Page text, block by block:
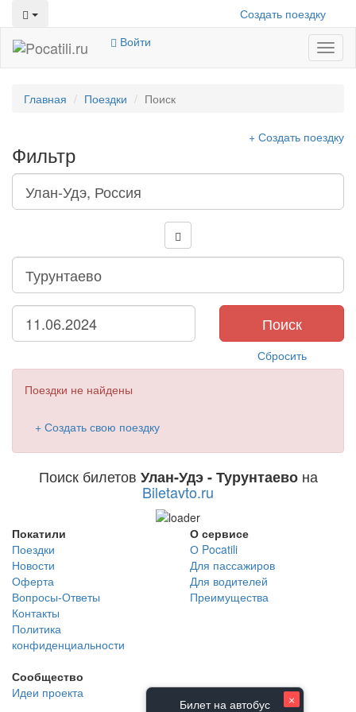
Создать поездку
Войти
Главная Поездки Поиск
Фильтр
+ Создать поездку
Поиск
Сбросить
Поездки не найдены
+ Создать свою поездку
Поиск билетов Улан-Удэ - Турунтаевона
Biletavto.ru
Покатили
Поездки
Новости
Оферта
Вопросы-Ответы
Контакты
Политика
конфиденциальности
О сервисе
О Pocatili
Для пассажиров
Для водителей
Преимущества
Сообщество
Идеи проекта
×
Билет на автобус